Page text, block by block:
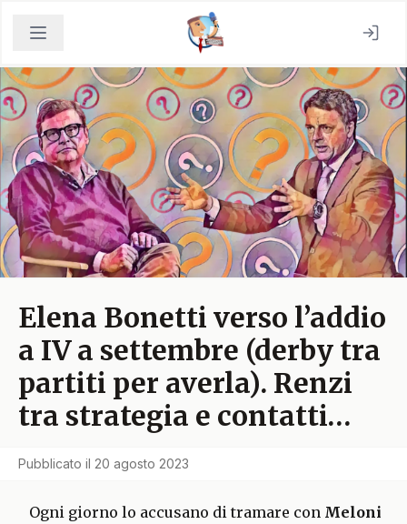
Elena Bonetti verso l’addio
a IV a settembre (derby tra
partiti per averla). Renzi
tra strategia e contatti…
Pubblicato il 20 agosto 2023
Ogni giorno lo accusano di tramare con Meloni